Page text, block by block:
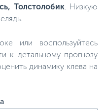
Толстолобик. Низкую
или воспользуйтесь
к детальному прогнозу
динамику клева на